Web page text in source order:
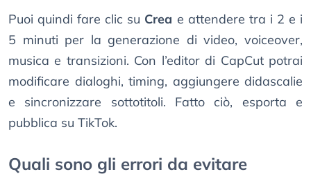
Puoi quindi fare clic su Crea e attendere tra i 2 e i
5 minuti per la generazione di video, voiceover,
musica e transizioni. Con l’editor di CapCut potrai
modificare dialoghi, timing, aggiungere didascalie
e sincronizzare sottotitoli. Fatto ciò, esporta e
pubblica su TikTok.
Quali sono gli errori da evitare